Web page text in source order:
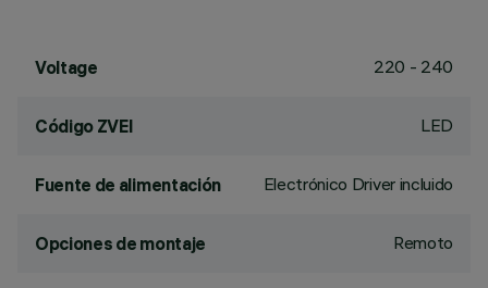
Voltage 220 - 240
Código ZVEI LED
Fuente de alimentación Electrónico Driver incluido
Opciones de montaje Remoto